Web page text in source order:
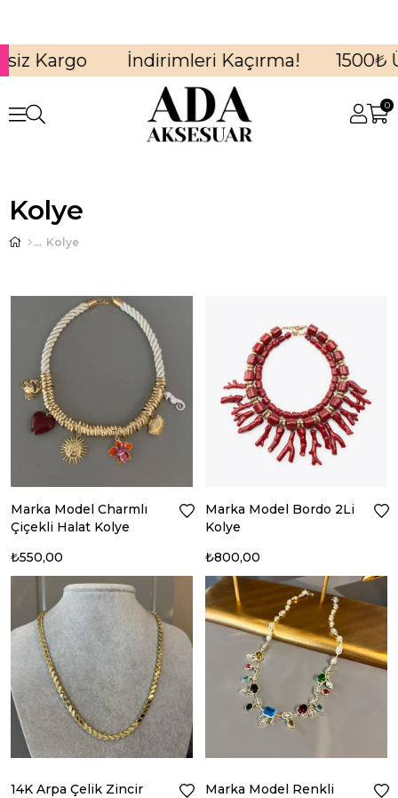
1500₺ Üzerine Ücretsiz Kargo
0
Kolye
Kolye
Marka Model Charmlı
Çiçekli Halat Kolye
₺550,00
Marka Model Bordo 2Li
Kolye
₺800,00
14K Arpa Çelik Zincir
Marka Model Renkli